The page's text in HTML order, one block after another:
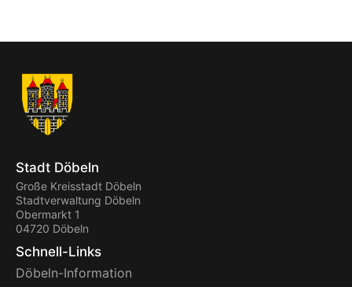
Stadt Döbeln
Große Kreisstadt Döbeln
Stadtverwaltung Döbeln
Obermarkt 1
04720 Döbeln
Schnell-Links
Döbeln-Information